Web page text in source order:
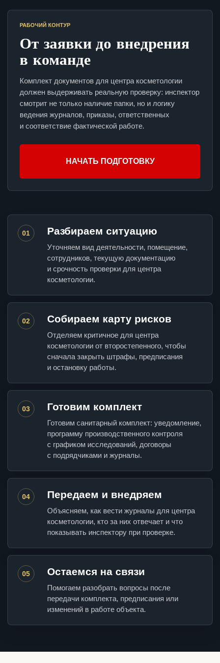
РАБОЧИЙ КОНТУР
От заявки до внедрения
в команде
Комплект документов для центра косметологии
должен выдерживать реальную проверку: инспектор
смотрит не только наличие папки, но и логику
ведения журналов, приказы, ответственных
и соответствие фактической работе.
НАЧАТЬ ПОДГОТОВКУ
01 Разбираем ситуацию
Уточняем вид деятельности, помещение,
сотрудников, текущую документацию
и срочность проверки для центра
косметологии.
02 Собираем карту рисков
Отделяем критичное для центра
косметологии от второстепенного, чтобы
сначала закрыть штрафы, предписания
и остановку работы.
03 Готовим комплект
Готовим санитарный комплект: уведомление,
программу производственного контроля
с графиком исследований, договоры
с подрядчиками и журналы.
04 Передаем и внедряем
Объясняем, как вести журналы для центра
косметологии, кто за них отвечает и что
показывать инспектору при проверке.
05 Остаемся на связи
Помогаем разобрать вопросы после
передачи комплекта, предписания или
изменений в работе объекта.